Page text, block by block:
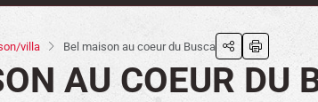
villa Bel maison au coeur du Busca
AU COEUR DU